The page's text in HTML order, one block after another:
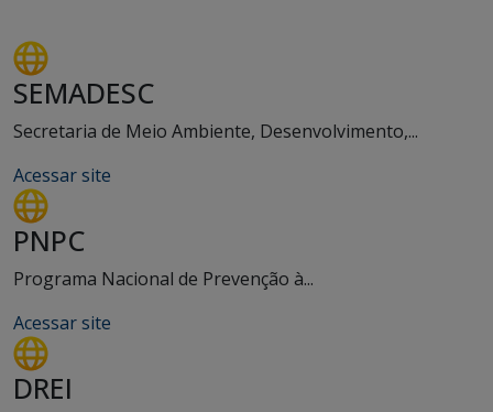
SEMADESC
Secretaria de Meio Ambiente, Desenvolvimento,...
Acessar site
PNPC
Programa Nacional de Prevenção à...
Acessar site
DREI